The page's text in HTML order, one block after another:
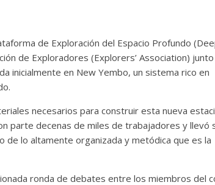
de Exploración del Espacio Profundo
de Exploradores (Explorers’ Association) junto
inicialmente en New Yembo, un sistema rico en
necesarios para construir esta nueva
parte decenas de miles de trabajadores y llevó
de lo altamente organizada y metódica que es la
ronda de debates entre los miembros del
14 abril, 2026 Txus 0